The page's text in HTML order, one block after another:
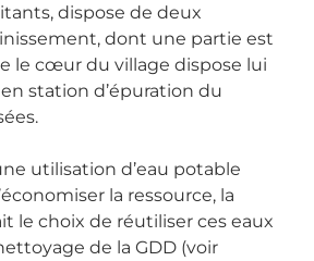
dispose de deux
dont une partie est
le cœur du village dispose lui
station d’épuration du
utilisation d’eau potable
la ressource, la
le choix de réutiliser ces eaux
de la GDD (voir